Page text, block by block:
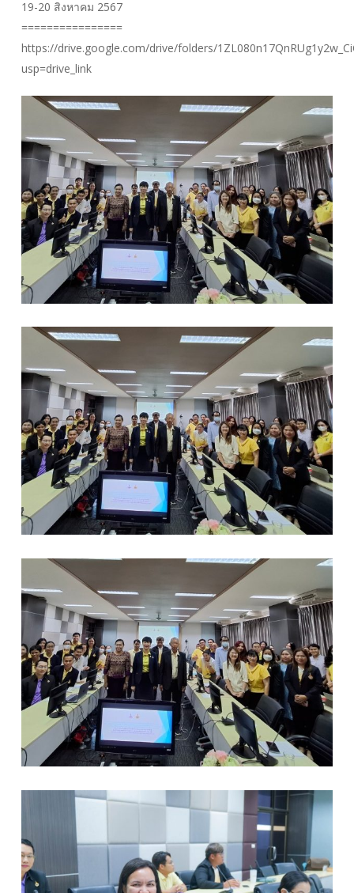
19-20 สิงหาคม 2567
================
https://drive.google.com/drive/folders/
usp=drive_link